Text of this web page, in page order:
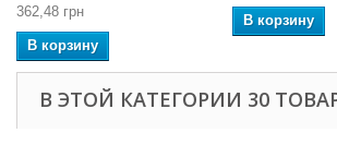
362,48 грн
В корзину
В корзину
В ЭТОЙ КАТЕГОРИИ 30